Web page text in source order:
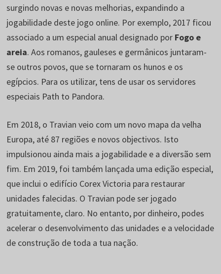
surgindo novas e novas melhorias, expandindo a
jogabilidade deste jogo online. Por exemplo, 2017 ficou
associado a um especial anual designado por Fogo e
areia. Aos romanos, gauleses e germânicos juntaram-
se outros povos, que se tornaram os hunos e os
egípcios. Para os utilizar, tens de usar os servidores
especiais Path to Pandora.
Em 2018, o Travian veio com um novo mapa da velha
Europa, até 87 regiões e novos objectivos. Isto
impulsionou ainda mais a jogabilidade e a diversão sem
fim. Em 2019, foi também lançada uma edição especial,
que inclui o edifício Corex Victoria para restaurar
unidades falecidas. O Travian pode ser jogado
gratuitamente, claro. No entanto, por dinheiro, podes
acelerar o desenvolvimento das unidades e a velocidade
de construção de toda a tua nação.